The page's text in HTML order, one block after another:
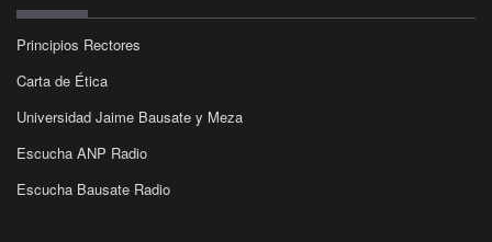
Principios Rectores
Carta de Ética
Universidad Jaime Bausate y Meza
Escucha ANP Radio
Escucha Bausate Radio